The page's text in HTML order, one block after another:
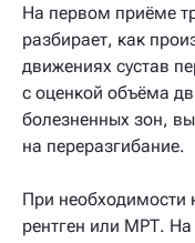
На первом приёме
разбирает, как
движениях сустав
с оценкой объёма
болезненных зон,
на переразгибание.
При необходимости
рентген или МРТ.